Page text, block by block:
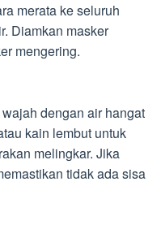
merata ke seluruh
Diamkan masker
mengering.
dengan air hangat
kain lembut untuk
melingkar. Jika
tidak ada sisa